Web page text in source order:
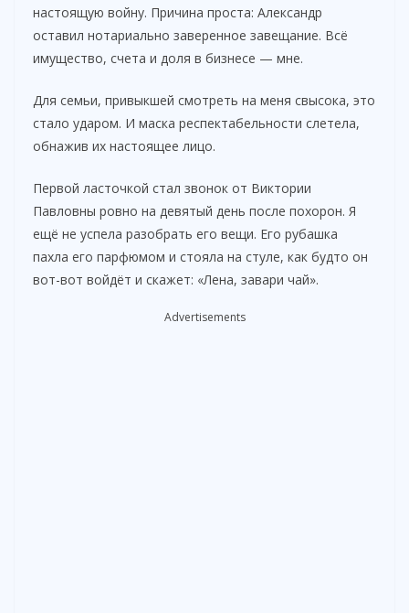
настоящую войну. Причина проста: Александр
оставил нотариально заверенное завещание. Всё
имущество, счета и доля в бизнесе — мне.
Для семьи, привыкшей смотреть на меня свысока, это
стало ударом. И маска респектабельности слетела,
обнажив их настоящее лицо.
Первой ласточкой стал звонок от Виктории
Павловны ровно на девятый день после похорон. Я
ещё не успела разобрать его вещи. Его рубашка
пахла его парфюмом и стояла на стуле, как будто он
вот-вот войдёт и скажет: «Лена, завари чай».
Advertisements